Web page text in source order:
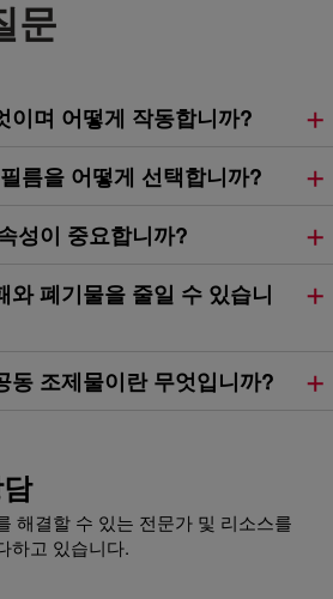
문
이며 어떻게 작동합니까?
름을 어떻게 선택합니까?
성이 중요합니까?
와 폐기물을 줄일 수 있습니
동 조제물이란 무엇입니까?
해결할 수 있는 전문가 및 리소스를
하고 있습니다.